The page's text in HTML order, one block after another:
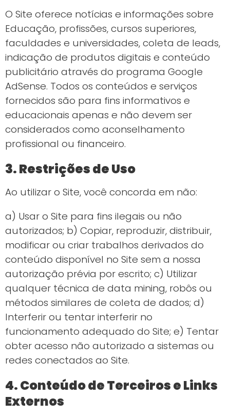
O Site oferece notícias e informações sobre
Educação, profissões, cursos superiores,
faculdades e universidades, coleta de leads,
indicação de produtos digitais e conteúdo
publicitário através do programa Google
AdSense. Todos os conteúdos e serviços
fornecidos são para fins informativos e
educacionais apenas e não devem ser
considerados como aconselhamento
profissional ou financeiro.
3. Restrições de Uso
Ao utilizar o Site, você concorda em não:
a) Usar o Site para fins ilegais ou não
autorizados; b) Copiar, reproduzir, distribuir,
modificar ou criar trabalhos derivados do
conteúdo disponível no Site sem a nossa
autorização prévia por escrito; c) Utilizar
qualquer técnica de data mining, robôs ou
métodos similares de coleta de dados; d)
Interferir ou tentar interferir no
funcionamento adequado do Site; e) Tentar
obter acesso não autorizado a sistemas ou
redes conectados ao Site.
4. Conteúdo de Terceiros e Links
Externos